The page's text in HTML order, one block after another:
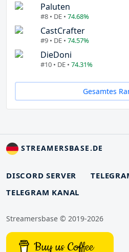
Paluten
#8 • DE • 74.68%
CastCrafter
#9 • DE • 74.57%
DieDoni
#10 • DE • 74.31%
Gesamtes
STREAMERSBASE.DE
DISCORD SERVER
TELEGRAM KANAL
Streamersbase © 2019-2026
Buy us Coffee